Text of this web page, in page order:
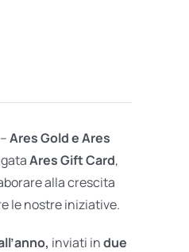
Ares Gold e Ares
Ares Gift Card,
alla crescita
le nostre iniziative.
inviati indue